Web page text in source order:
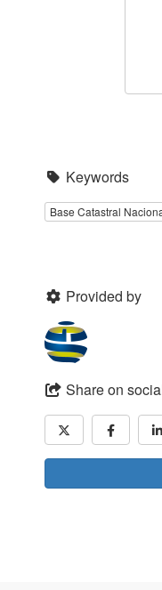
Keywords
Base Catastral
Provided by
Share on